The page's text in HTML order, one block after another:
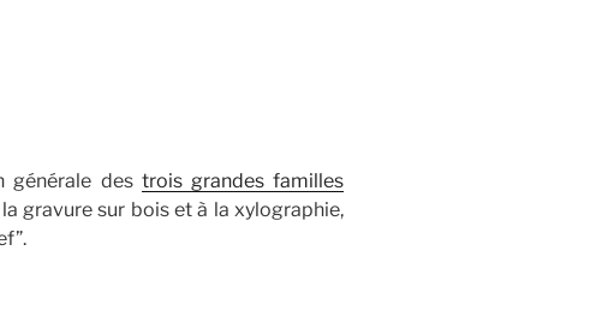
générale des trois grandes familles
gravure sur bois et à la xylographie,